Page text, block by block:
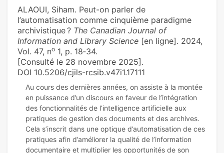
ALAOUI, Siham. Peut-on parler de
l’automatisation comme cinquième paradigme
archivistique ? The Canadian Journal of
Information and Library Science [en ligne]. 2024,
Vol. 47, no 1, p. 18‑34.
[Consulté le 28 novembre 2025].
DOI 10.5206/cjils-rcsib.v47i1.17111
Au cours des dernières années, on assiste à la montée
en puissance d’un discours en faveur de l’intégration
des fonctionnalités de l’intelligence artificielle aux
pratiques de gestion des documents et des archives.
Cela s’inscrit dans une optique d’automatisation de ces
pratiques afin d’améliorer la qualité de l’information
documentaire et multiplier les opportunités de son